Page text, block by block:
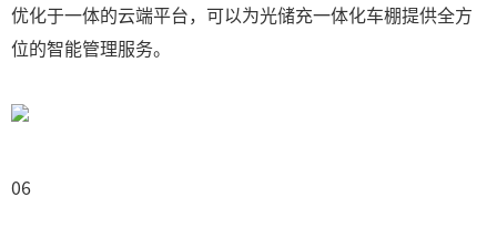
优化于一体的云端平台，可以为光储充一体化车棚提供全方
位的智能管理服务。
06